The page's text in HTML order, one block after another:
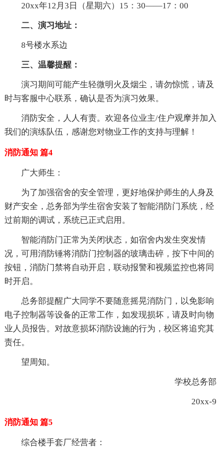
20xx年12月3日（星期六）15：30——17：00
二、演习地址：
8号楼水系边
三、温馨提醒：
演习期间可能产生轻微明火及烟尘，请勿惊慌，请及
时与客服中心联系，确认是否为演习效果。
消防安全，人人有责。欢迎各位业主/住户观摩并加入
我们的演练队伍，感谢您对物业工作的支持与理解！
消防通知 篇4
广大师生：
为了加强宿舍的安全管理，更好地保护师生的人身及
财产安全，总务部为学生宿舍安装了智能消防门系统，经
过前期的调试，系统已正式启用。
智能消防门正常为关闭状态，如宿舍内发生突发情
况，可用消防锤将消防门控制器的玻璃击碎，按下中间的
按钮，消防门禁将自动开启，联动报警和视频监控也将同
时开启。
总务部提醒广大同学不要随意摇晃消防门，以免影响
电子控制器等设备的正常工作，如发现损坏，请及时向物
业人员报告。对故意损坏消防设施的行为，校区将追究其
责任。
望周知。
学校总务部
20xx-9
消防通知 篇5
综合楼手套厂经营者：